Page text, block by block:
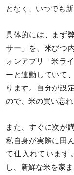
となく、いつでも
具体的には、まず
サー」を、米びつ
ォンアプリ「米ラ
ーと連動していて
ります。自分が設
ので、米の買い忘れ
また、すぐに次が
私自身が実際に田
て仕入れています
し、新鮮な米を家